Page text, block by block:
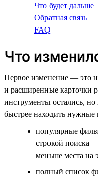
Что будет дальше
Обратная связь
FAQ
Что
Первое изменение — это
и расширенные карточки
инструменты остались, но
быстрее находить нужные
популярные
строкой поиска
меньше места на
полный список